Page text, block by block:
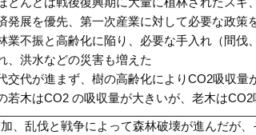
発展を優先、第一次産業に対して必要な政策
業不振と高齢化に陥り、必要な手入れ（間
、洪水などの災害も増えた
交代が進まず、樹の高齢化によりCO2吸収量
若木はCO2 の吸収量が大きいが、老木はCO2
、乱伐と戦争によって森林破壊が進んだが